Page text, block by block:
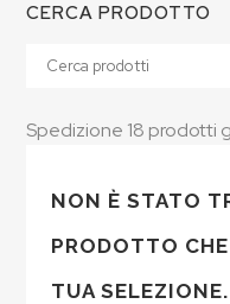
CERCA PRODOTTO
Spedizione 18 prodotti
NON È STATO
PRODOTTO
TUA SELEZIONE.